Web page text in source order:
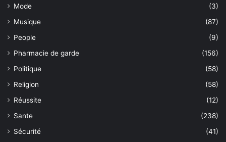
Mode
(3)
Musique
(87)
People
(9)
Pharmacie de garde
(156)
Politique
(58)
Religion
(58)
Réussite
(12)
Sante
(238)
Sécurité
(41)